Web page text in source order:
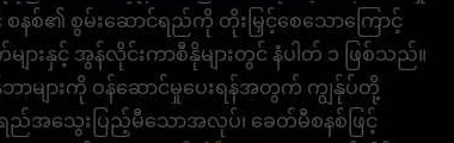
နစ်၏ စွမ်းဆောင်ရည်ကို တိုးမြှင့်စေသောကြောင့်
နှင့် အွန်လိုင်းကာစီနိုများတွင် နံပါတ် ၁ ဖြစ်သည်။
ဘာများကို ဝန်ဆောင်မှုပေးရန်အတွက် ကျွန်ုပ်တို့
ည်အသွေးပြည့်မီသောအလုပ်၊ ခေတ်မီစနစ်ဖြင့်